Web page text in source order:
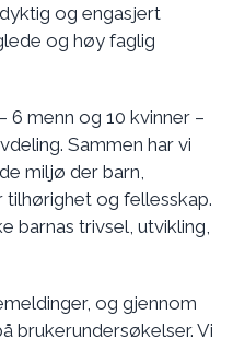
og engasjert
og høy faglig
6 menn og 10 kvinner –
Sammen har vi
miljø der barn,
og fellesskap.
barnas trivsel, utvikling,
og gjennom
brukerundersøkelser. Vi